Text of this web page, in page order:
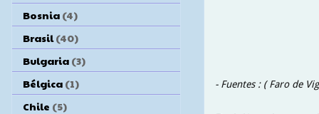
- Fuentes : ( Faro de
Bosnia (4)
Brasil (40)
Bulgaria (3)
Bélgica (1)
Chile (5)